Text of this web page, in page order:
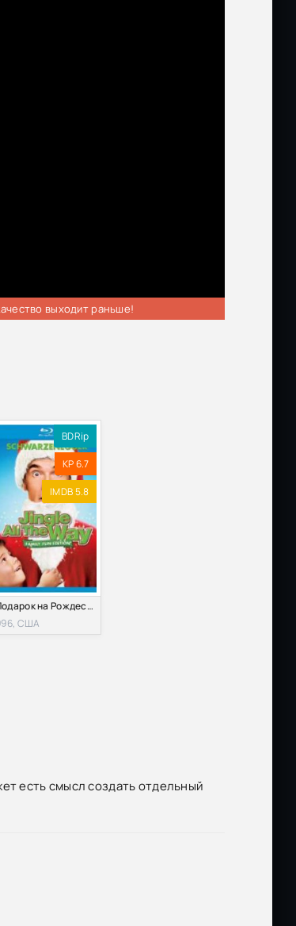
выходит раньше!
BDRip
KP 6.7
IMDB 5.8
Подарок на Рождество (1996)
США
есть смысл создать отдельный